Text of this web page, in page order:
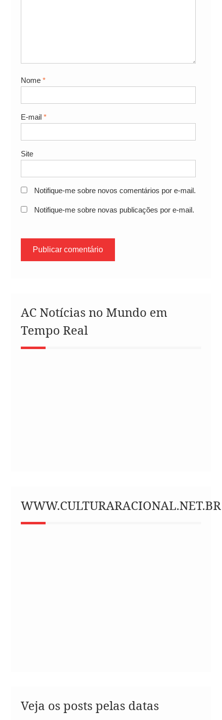
Nome *
E-mail *
Site
Notifique-me sobre novos comentários por e-mail.
Notifique-me sobre novas publicações por e-mail.
AC Notícias no Mundo em
Tempo Real
WWW.CULTURARACIONAL.NET.BR
Veja os posts pelas datas